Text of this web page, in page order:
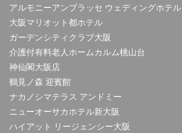
アルモニーアンブラッセ ウェディングホテル
大阪マリオット都ホテル
ガーデンシティクラブ大阪
介護付有料老人ホームカルム桃山台
神仙閣大阪店
鶴見ノ森 迎賓館
ナカノシマテラス アンドミー
ニューオーサカホテル新大阪
ハイアット リージェンシー大阪